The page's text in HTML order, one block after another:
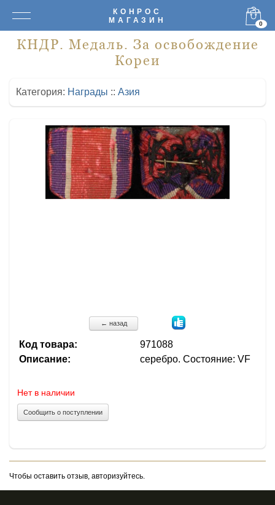
КОНРОС
МАГАЗИН
0
КНДР. Медаль. За освобождение
Кореи
Категория: Награды :: Азия
← назад
Код товара:
971088
Описание:
серебро. Состояние: VF
Нет в наличии
Сообщить о поступлении
Чтобы оставить отзыв, авторизуйтесь.